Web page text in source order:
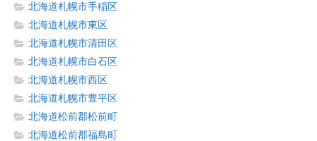
北海道札幌市手稲区
北海道札幌市東区
北海道札幌市清田区
北海道札幌市白石区
北海道札幌市西区
北海道札幌市豊平区
北海道松前郡松前町
北海道松前郡福島町